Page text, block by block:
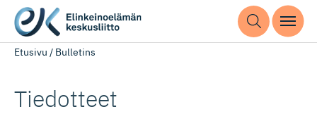
Etusivu / Bulletins
Tiedotteet